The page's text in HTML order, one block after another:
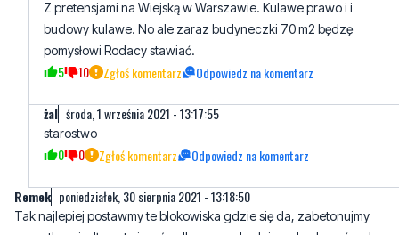
4 Zgłoś komentarz Odpowiedz na komentarz
Misiek czwartek, 26 sierpnia 2021 - 12:15:24
Z pretensjami na Wiejską w Warszawie. Kulawe prawo i i
pomysłowi Rodacy stawiać.
5 10
starostwo
0 0 Zgłoś komentarz Odpowiedz na komentarz